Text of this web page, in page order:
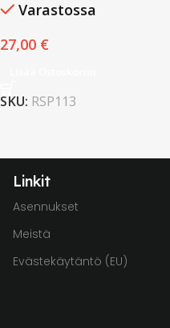
Varastossa
27,00 €
SKU: RSP113
Linkit
Asennukset
Meistä
Evästekäytäntö (EU)